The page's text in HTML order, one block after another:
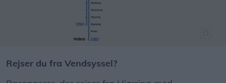
Rejser du fra Vendsyssel?